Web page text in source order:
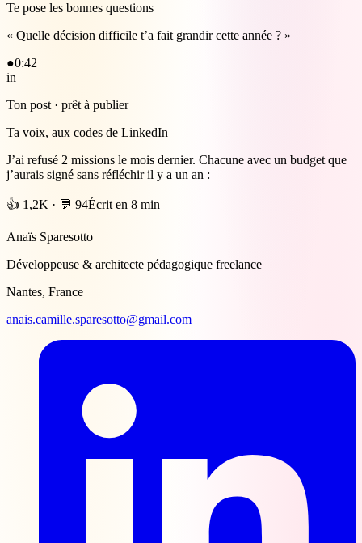
Te pose les bonnes questions
« Quelle décision difficile t’a fait grandir cette année ? »
●0:42
in
Ton post · prêt à publier
Ta voix, aux codes de LinkedIn
J’ai refusé 2 missions le mois dernier. Chacune avec un budget que
j’aurais signé sans réfléchir il y a un an :
👍 1,2K · 💬 94Écrit en 8 min
Anaïs Sparesotto
Développeuse & architecte pédagogique freelance
Nantes, France
anais.camille.sparesotto@gmail.com